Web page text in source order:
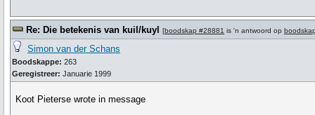
Re: Die betekenis van kuil/kuyl [boodskap #28881 is 'n antwoord op
Simon van der Schans
Boodskappe: 263
Geregistreer: Januarie 1999
Koot Pieterse wrote in message